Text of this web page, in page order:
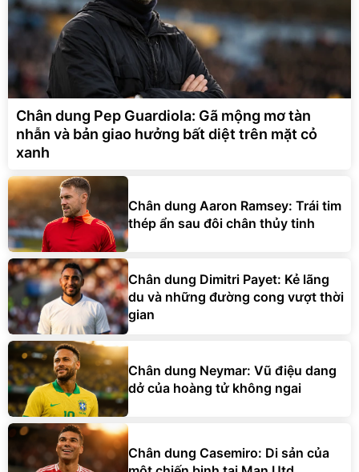
Chân dung Pep Guardiola: Gã mộng mơ tàn
nhẫn và bản giao hưởng bất diệt trên mặt cỏ
xanh
Chân dung Aaron Ramsey: Trái tim
thép ẩn sau đôi chân thủy tinh
Chân dung Dimitri Payet: Kẻ lãng
du và những đường cong vượt thời
gian
Chân dung Neymar: Vũ điệu dang
dở của hoàng tử không ngai
Chân dung Casemiro: Di sản của